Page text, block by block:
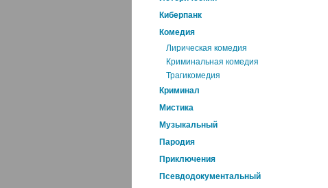
Киберпанк
Комедия
Лирическая комедия
Криминальная комедия
Трагикомедия
Криминал
Мистика
Музыкальный
Пародия
Приключения
Псевдодокументальный